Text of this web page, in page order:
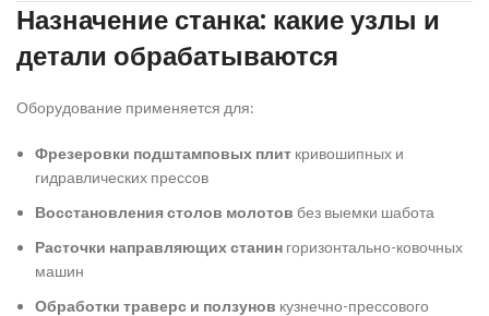
Назначение станка: какие узлы и
детали обрабатываются
Оборудование применяется для:
Фрезеровки подштамповых плит кривошипных и
гидравлических прессов
Восстановления столов молотов без выемки шабота
Расточки направляющих станин горизонтально-ковочных
машин
Обработки траверс и ползунов кузнечно-прессового